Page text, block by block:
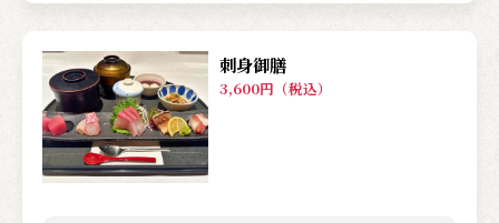
刺身御膳
3,600円（税込）